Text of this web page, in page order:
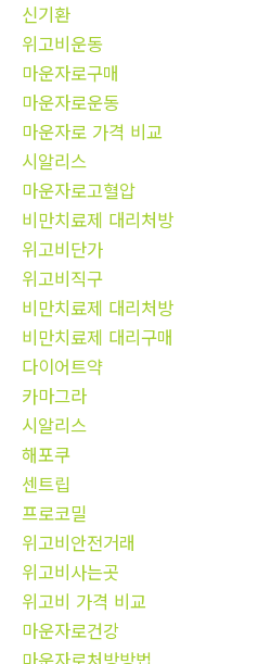
신기환
위고비운동
마운자로구매
마운자로운동
마운자로 가격 비교
시알리스
마운자로고혈압
비만치료제 대리처방
위고비단가
위고비직구
비만치료제 대리처방
비만치료제 대리구매
다이어트약
카마그라
시알리스
해포쿠
센트립
프로코밀
위고비안전거래
위고비사는곳
위고비 가격 비교
마운자로건강